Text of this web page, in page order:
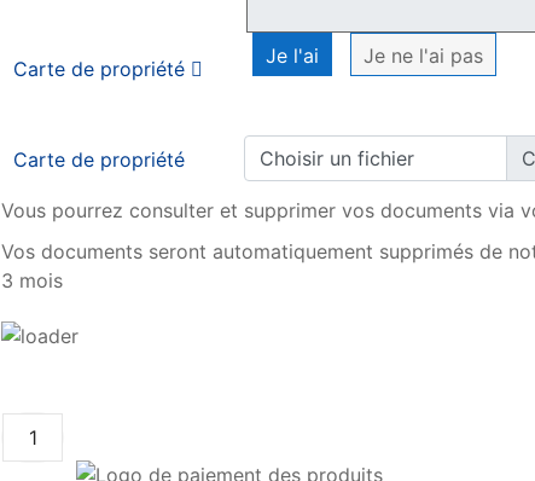
Carte de propriété
Je l'ai Je ne l'ai pas
Carte de propriété Choisir un fichier
Vous pourrez consulter et supprimer vos documents via
Vos documents seront automatiquement supprimés de
3 mois